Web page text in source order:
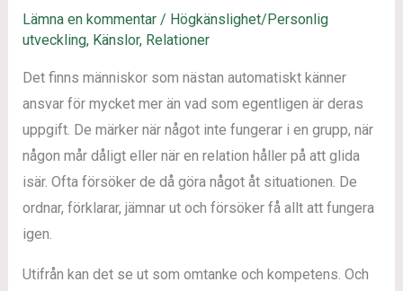
Lämna en kommentar / Högkänslighet/Personlig
utveckling, Känslor, Relationer
Det finns människor som nästan automatiskt känner
ansvar för mycket mer än vad som egentligen är deras
uppgift. De märker när något inte fungerar i en grupp, när
någon mår dåligt eller när en relation håller på att glida
isär. Ofta försöker de då göra något åt situationen. De
ordnar, förklarar, jämnar ut och försöker få allt att fungera
igen.
Utifrån kan det se ut som omtanke och kompetens. Och